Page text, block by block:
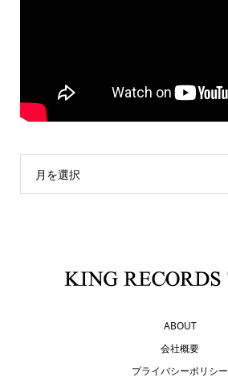
月を選択
ABOUT
会社概要
プライバシーポリシー